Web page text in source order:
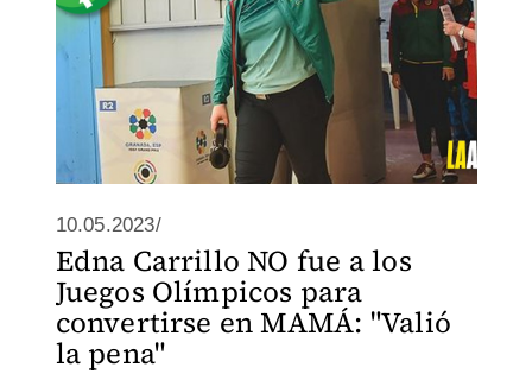
10.05.2023/
Edna Carrillo NO fue a los
Juegos Olímpicos para
convertirse en MAMÁ: "Valió
la pena"